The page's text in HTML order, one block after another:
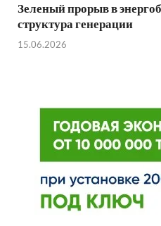
Зеленый прорыв в
структура генерации
15.06.2026